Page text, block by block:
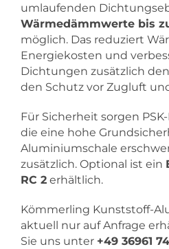
umlaufenden
Wärmedämmwerte bis
möglich. Das reduziert
Energiekosten und
Dichtungen zusätzlich
den Schutz vor Zugluft
Für Sicherheit sorgen
die eine hohe
Aluminiumschale
zusätzlich. Optional ist ein
RC 2 erhältlich.
Kömmerling Kunststoff-
aktuell nur auf Anfrage
Sie uns unter +49 36961